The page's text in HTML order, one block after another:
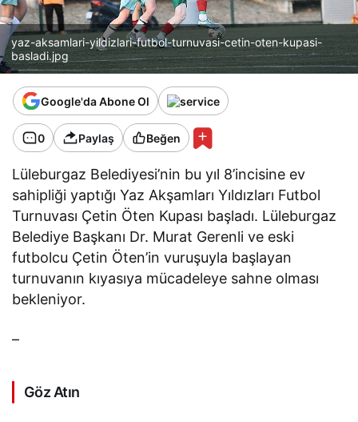
yaz-aksamlari-yildizlari-futbol-turnuvasi-cetin-oten-kupasi-
basladi.jpg
Google'da Abone Ol
0 Paylaş Beğen
Lüleburgaz Belediyesi’nin bu yıl 8’incisine ev
sahipliği yaptığı Yaz Akşamları Yıldızları Futbol
Turnuvası Çetin Öten Kupası başladı. Lüleburgaz
Belediye Başkanı Dr. Murat Gerenli ve eski
futbolcu Çetin Öten’in vuruşuyla başlayan
turnuvanın kıyasıya mücadeleye sahne olması
bekleniyor.
–
Göz Atın